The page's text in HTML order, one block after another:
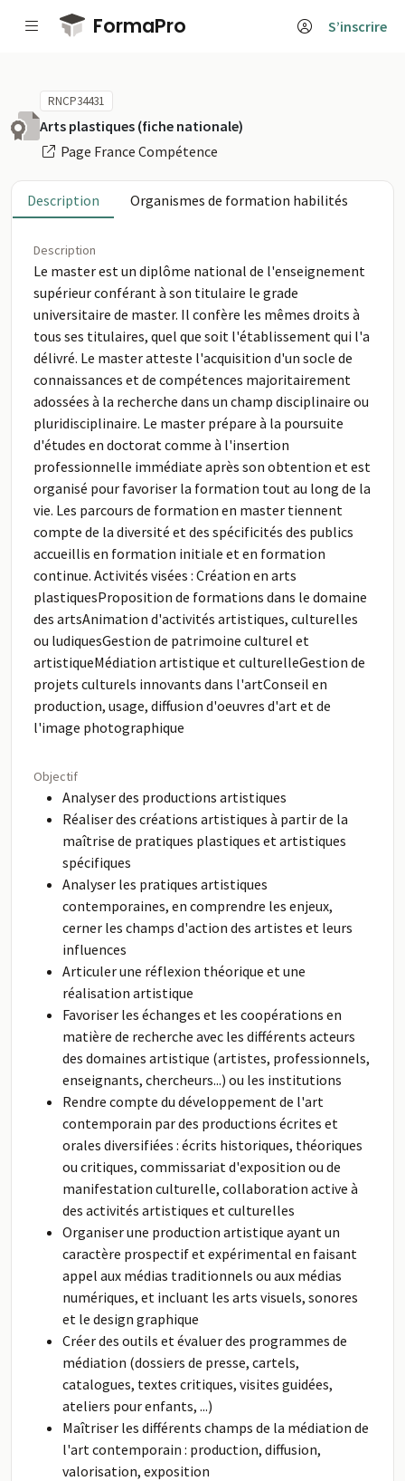
Passer au contenu principal
FormaPro S’inscrire
RNCP34431
Arts plastiques (fiche nationale)
Page France Compétence
Description Organismes de formation habilités
Description
Le master est un diplôme national de l'enseignement
supérieur conférant à son titulaire le grade
universitaire de master. Il confère les mêmes droits à
tous ses titulaires, quel que soit l'établissement qui l'a
délivré. Le master atteste l'acquisition d'un socle de
connaissances et de compétences majoritairement
adossées à la recherche dans un champ disciplinaire ou
pluridisciplinaire. Le master prépare à la poursuite
d'études en doctorat comme à l'insertion
professionnelle immédiate après son obtention et est
organisé pour favoriser la formation tout au long de la
vie. Les parcours de formation en master tiennent
compte de la diversité et des spécificités des publics
accueillis en formation initiale et en formation
continue. Activités visées : Création en arts
plastiquesProposition de formations dans le domaine
des artsAnimation d'activités artistiques, culturelles
ou ludiquesGestion de patrimoine culturel et
artistiqueMédiation artistique et culturelleGestion de
projets culturels innovants dans l'artConseil en
production, usage, diffusion d'oeuvres d'art et de
l'image photographique
Objectif
Analyser des productions artistiques
Réaliser des créations artistiques à partir de la
maîtrise de pratiques plastiques et artistiques
spécifiques
Analyser les pratiques artistiques
contemporaines, en comprendre les enjeux,
cerner les champs d'action des artistes et leurs
influences
Articuler une réflexion théorique et une
réalisation artistique
Favoriser les échanges et les coopérations en
matière de recherche avec les différents acteurs
des domaines artistique (artistes, professionnels,
enseignants, chercheurs...) ou les institutions
Rendre compte du développement de l'art
contemporain par des productions écrites et
orales diversifiées : écrits historiques, théoriques
ou critiques, commissariat d'exposition ou de
manifestation culturelle, collaboration active à
des activités artistiques et culturelles
Organiser une production artistique ayant un
caractère prospectif et expérimental en faisant
appel aux médias traditionnels ou aux médias
numériques, et incluant les arts visuels, sonores
et le design graphique
Créer des outils et évaluer des programmes de
médiation (dossiers de presse, cartels,
catalogues, textes critiques, visites guidées,
ateliers pour enfants, ...)
Maîtriser les différents champs de la médiation de
l'art contemporain : production, diffusion,
valorisation, exposition